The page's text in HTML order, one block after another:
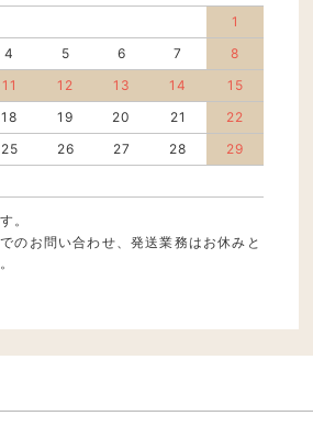
1
4 5 6 7
8
11 12 13 14
15
18 19 20 21
22
25 26 27 28
29
。
のお問い合わせ、発送業務はお休みと